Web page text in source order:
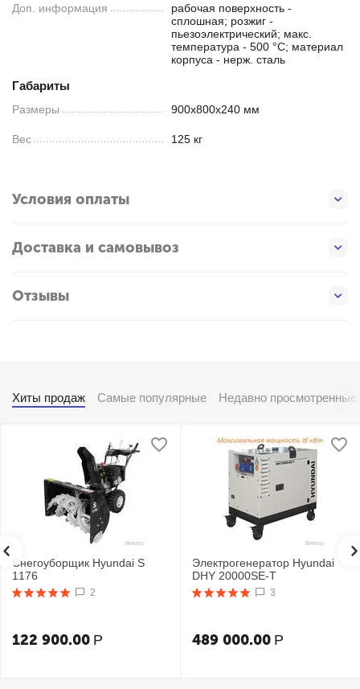
Доп. информация
рабочая поверхность -
сплошная; розжиг -
пьезоэлектрический; макс.
температура - 500 °C; материал
корпуса - нерж. сталь
Габариты
Размеры 900х800х240 мм
Вес 125 кг
Условия оплаты
Доставка и самовывоз
Отзывы
Хиты продаж Самые популярные Недавно просмотренные
Снегоуборщик Hyundai S
1176
2
122 900.00 Р
Электрогенератор Hyundai
DHY 20000SE-T
3
489 000.00 Р